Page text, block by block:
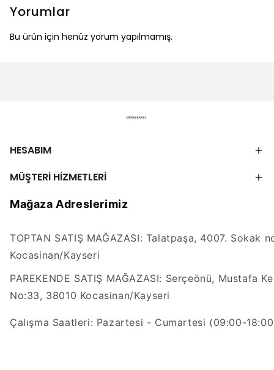
Yorumlar
Bu ürün için henüz yorum yapılmamış.
HESABIM
MÜŞTERİ HİZMETLERİ
Mağaza Adreslerimiz
TOPTAN SATIŞ MAĞAZASI: Talatpaşa, 4007. Sokak
Kocasinan/Kayseri
PAREKENDE SATIŞ MAĞAZASI: Serçeönü, Mustafa
No:33, 38010 Kocasinan/Kayseri
Çalışma Saatleri: Pazartesi - Cumartesi (09:00-